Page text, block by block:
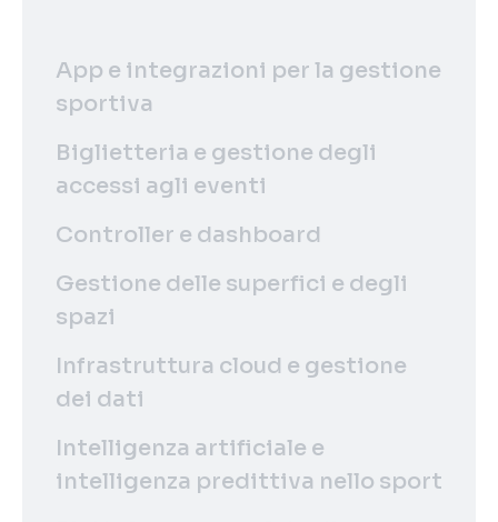
App e integrazioni per la gestione
sportiva
Biglietteria e gestione degli
accessi agli eventi
Controller e dashboard
Gestione delle superfici e degli
spazi
Infrastruttura cloud e gestione
dei dati
Intelligenza artificiale e
intelligenza predittiva nello sport